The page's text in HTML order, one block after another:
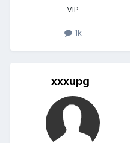
VIP
1k
xxxupg